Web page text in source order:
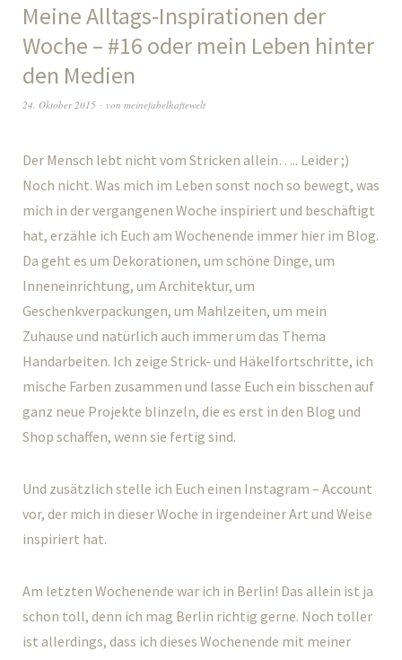
Meine Alltags-Inspirationen der
Woche – #16 oder mein Leben hinter
den Medien
24. Oktober 2015 von meinefabelhaftewelt
Der Mensch lebt nicht vom Stricken allein….. Leider ;)
Noch nicht. Was mich im Leben sonst noch so bewegt, was
mich in der vergangenen Woche inspiriert und beschäftigt
hat, erzähle ich Euch am Wochenende immer hier im Blog.
Da geht es um Dekorationen, um schöne Dinge, um
Inneneinrichtung, um Architektur, um
Geschenkverpackungen, um Mahlzeiten, um mein
Zuhause und natürlich auch immer um das Thema
Handarbeiten. Ich zeige Strick- und Häkelfortschritte, ich
mische Farben zusammen und lasse Euch ein bisschen auf
ganz neue Projekte blinzeln, die es erst in den Blog und
Shop schaffen, wenn sie fertig sind.
Und zusätzlich stelle ich Euch einen Instagram – Account
vor, der mich in dieser Woche in irgendeiner Art und Weise
inspiriert hat.
Am letzten Wochenende war ich in Berlin! Das allein ist ja
schon toll, denn ich mag Berlin richtig gerne. Noch toller
ist allerdings, dass ich dieses Wochenende mit meiner